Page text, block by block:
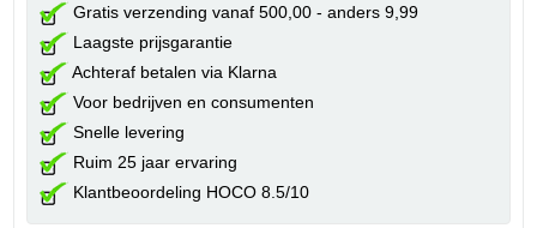
Gratis verzending vanaf 500,00 - anders 9,99
Laagste prijsgarantie
Achteraf betalen via Klarna
Voor bedrijven en consumenten
Snelle levering
Ruim 25 jaar ervaring
Klantbeoordeling HOCO 8.5/10